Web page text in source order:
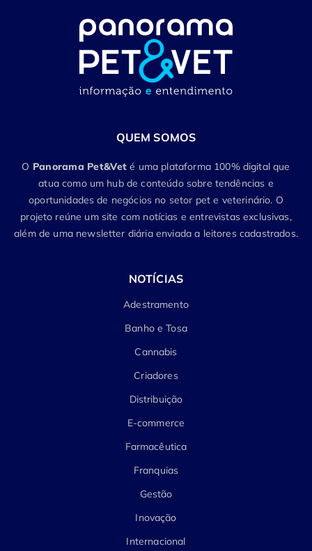
QUEM SOMOS
O Panorama Pet&Vet é uma plataforma 100% digital que
atua como um hub de conteúdo sobre tendências e
oportunidades de negócios no setor pet e veterinário. O
projeto reúne um site com notícias e entrevistas exclusivas,
além de uma newsletter diária enviada a leitores cadastrados.
NOTÍCIAS
Adestramento
Banho e Tosa
Cannabis
Criadores
Distribuição
E-commerce
Farmacêutica
Franquias
Gestão
Inovação
Internacional